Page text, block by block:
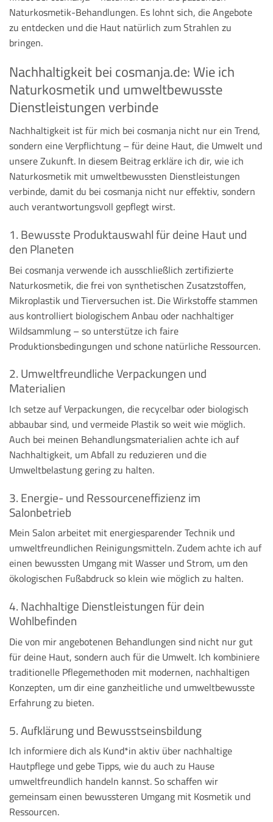
Naturkosmetik-Behandlungen. Es lohnt sich, die Angebote
zu entdecken und die Haut natürlich zum Strahlen zu
bringen.
Nachhaltigkeit bei cosmanja.de: Wie ich
Naturkosmetik und umweltbewusste
Dienstleistungen verbinde
Nachhaltigkeit ist für mich bei cosmanja nicht nur ein Trend,
sondern eine Verpflichtung – für deine Haut, die Umwelt und
unsere Zukunft. In diesem Beitrag erkläre ich dir, wie ich
Naturkosmetik mit umweltbewussten Dienstleistungen
verbinde, damit du bei cosmanja nicht nur effektiv, sondern
auch verantwortungsvoll gepflegt wirst.
1. Bewusste Produktauswahl für deine Haut und
den Planeten
Bei cosmanja verwende ich ausschließlich zertifizierte
Naturkosmetik, die frei von synthetischen Zusatzstoffen,
Mikroplastik und Tierversuchen ist. Die Wirkstoffe stammen
aus kontrolliert biologischem Anbau oder nachhaltiger
Wildsammlung – so unterstütze ich faire
Produktionsbedingungen und schone natürliche Ressourcen.
2. Umweltfreundliche Verpackungen und
Materialien
Ich setze auf Verpackungen, die recycelbar oder biologisch
abbaubar sind, und vermeide Plastik so weit wie möglich.
Auch bei meinen Behandlungsmaterialien achte ich auf
Nachhaltigkeit, um Abfall zu reduzieren und die
Umweltbelastung gering zu halten.
3. Energie- und Ressourceneffizienz im
Salonbetrieb
Mein Salon arbeitet mit energiesparender Technik und
umweltfreundlichen Reinigungsmitteln. Zudem achte ich auf
einen bewussten Umgang mit Wasser und Strom, um den
ökologischen Fußabdruck so klein wie möglich zu halten.
4. Nachhaltige Dienstleistungen für dein
Wohlbefinden
Die von mir angebotenen Behandlungen sind nicht nur gut
für deine Haut, sondern auch für die Umwelt. Ich kombiniere
traditionelle Pflegemethoden mit modernen, nachhaltigen
Konzepten, um dir eine ganzheitliche und umweltbewusste
Erfahrung zu bieten.
5. Aufklärung und Bewusstseinsbildung
Ich informiere dich als Kund*in aktiv über nachhaltige
Hautpflege und gebe Tipps, wie du auch zu Hause
umweltfreundlich handeln kannst. So schaffen wir
gemeinsam einen bewussteren Umgang mit Kosmetik und
Ressourcen.